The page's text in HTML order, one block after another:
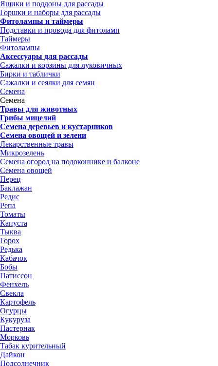
Ящики и поддоны для рассады
Горшки и наборы для рассады
Фитолампы и таймеры
Подставки и провода для фитоламп
Таймеры
Фитолампы
Аксессуары для рассады
Сажалки и корзины для луковичных
Бирки и таблички
Сажалки и сеялки для семян
Семена
Семена
Травы для животных
Грибы мицелий
Семена деревьев и кустарников
Семена овощей и зелени
Лекарственные травы
Микрозелень
Семена огород на подоконнике и балконе
Семена овощей
Перец
Баклажан
Редис
Репа
Томаты
Капуста
Тыква
Горох
Редька
Кабачок
Бобы
Патиссон
Фенхель
Свекла
Картофель
Огурцы
Кукуруза
Пастернак
Морковь
Табак курительный
Дайкон
Подсолнечник